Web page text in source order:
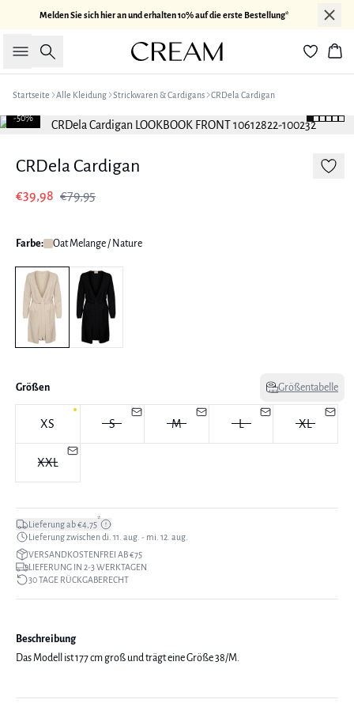
Melden Sie sich hier an und erhalten 10% auf die erste Bestellung*
Suche
Startseite Alle Kleidung Strickwaren & Cardigans CRDela Cardigan
-50%
CRDela Cardigan
€39,98 €79,95
Farbe: Oat Melange / Nature
Größen Größentabelle
XS S M L XL
XXL
Lieferung ab €4,75*
Lieferung zwischen di. 11. aug. - mi. 12. aug.
VERSANDKOSTENFREI AB €75
LIEFERUNG IN 2-3 WERKTAGEN
30 TAGE RÜCKGABERECHT
Beschreibung
Das Modell ist 177 cm groß und trägt eine Größe 38/M.